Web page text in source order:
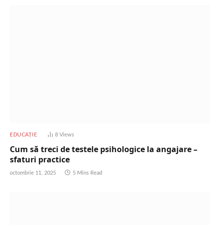
EDUCAȚIE 8Views
Cum să treci de testele psihologice la angajare –
sfaturi practice
octombrie 11, 2025 5 Mins Read